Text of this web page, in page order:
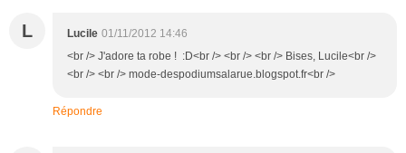
L Lucile 01/11/2012 14:46
<br /> J'adore ta robe ! :D<br /> <br /> <br /> Bises, Lucile<br />
<br /> <br /> mode-despodiumsalarue.blogspot.fr<br />
Répondre